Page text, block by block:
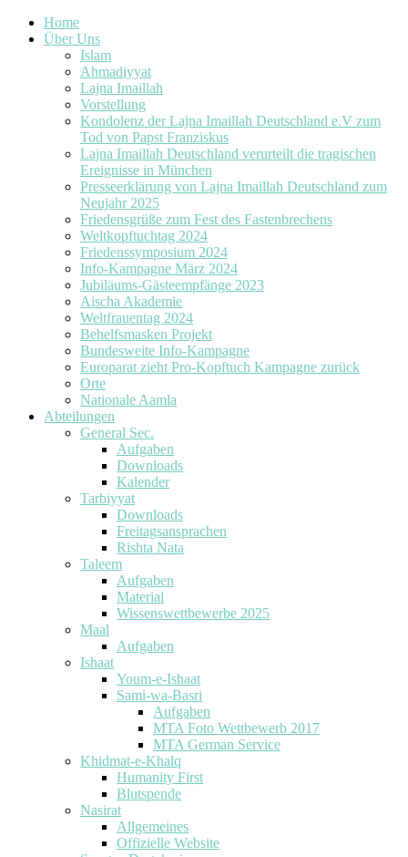
Home
Über Uns
Islam
Ahmadiyyat
Lajna Imaillah
Vorstellung
Kondolenz der Lajna Imaillah Deutschland e.V zum
Tod von Papst Franziskus
Lajna Imaillah Deutschland verurteilt die tragischen
Ereignisse in München
Presseerklärung von Lajna Imaillah Deutschland zum
Neujahr 2025
Friedensgrüße zum Fest des Fastenbrechens
Weltkopftuchtag 2024
Friedenssymposium 2024
Info-Kampagne März 2024
Jubiläums-Gästeempfänge 2023
Aischa Akademie
Weltfrauentag 2024
Behelfsmasken Projekt
Bundesweite Info-Kampagne
Europarat zieht Pro-Kopftuch Kampagne zurück
Orte
Nationale Aamla
Abteilungen
General Sec.
Aufgaben
Downloads
Kalender
Tarbiyyat
Downloads
Freitagsansprachen
Rishta Nata
Taleem
Aufgaben
Material
Wissenswettbewerbe 2025
Maal
Aufgaben
Ishaat
Youm-e-Ishaat
Sami-wa-Basri
Aufgaben
MTA Foto Wettbewerb 2017
MTA German Service
Khidmat-e-Khalq
Humanity First
Blutspende
Nasirat
Allgemeines
Offizielle Website